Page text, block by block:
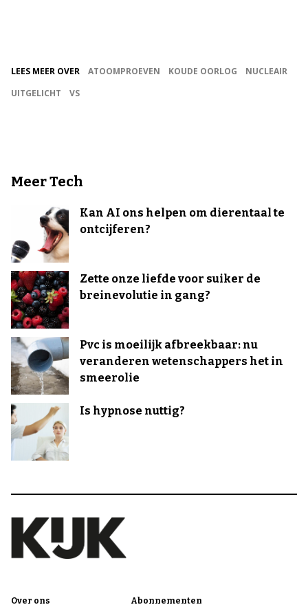
LEES MEER OVER ATOOMPROEVEN KOUDE OORLOG
NUCLEAIR
UITGELICHT
VS
Meer Tech
Kan AI ons helpen om dierentaal te
ontcijferen?
Zette onze liefde voor suiker de
breinevolutie in gang?
Pvc is moeilijk afbreekbaar: nu
veranderen wetenschappers het in
smeerolie
Is hypnose nuttig?
Over ons Abonnementen